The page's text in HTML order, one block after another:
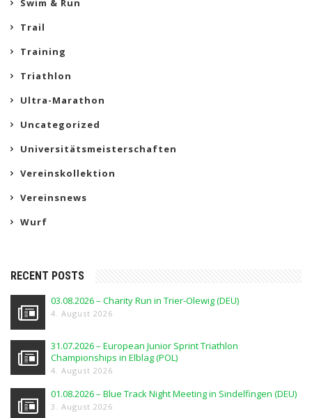
Swim & Run
Trail
Training
Triathlon
Ultra-Marathon
Uncategorized
Universitätsmeisterschaften
Vereinskollektion
Vereinsnews
Wurf
RECENT POSTS
03.08.2026 – Charity Run in Trier-Olewig (DEU)
4. August 2026
31.07.2026 – European Junior Sprint Triathlon
Championships in Elblag (POL)
4. August 2026
01.08.2026 – Blue Track Night Meeting in Sindelfingen (DEU)
3. August 2026